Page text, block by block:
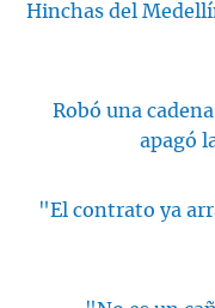
Hinchas del
Robó una
apagó
"El contrato ya